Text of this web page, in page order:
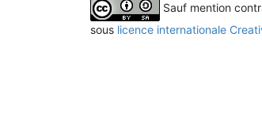
Sauf mention
sous licence internationale